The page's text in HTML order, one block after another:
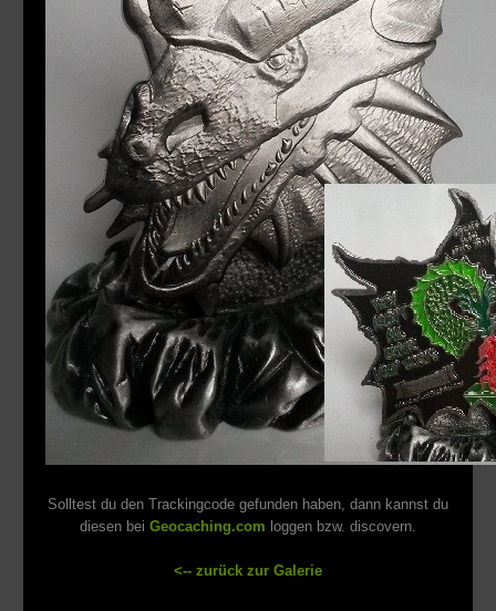
Solltest du den Trackingcode gefunden haben, dann kannst du
diesen bei Geocaching.com loggen bzw. discovern.
<-- zurück zur Galerie